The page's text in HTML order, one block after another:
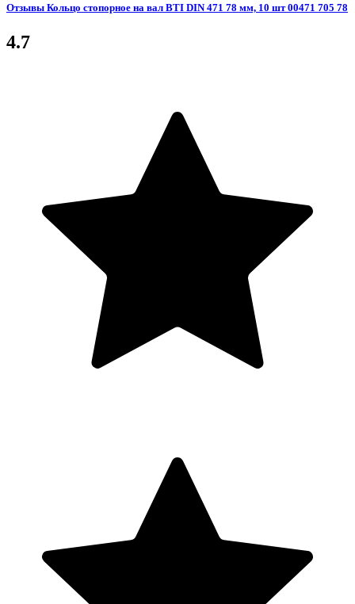
Отзывы Кольцо стопорное на вал BTI DIN 471 78 мм, 10 шт 00471 705 78
4.7